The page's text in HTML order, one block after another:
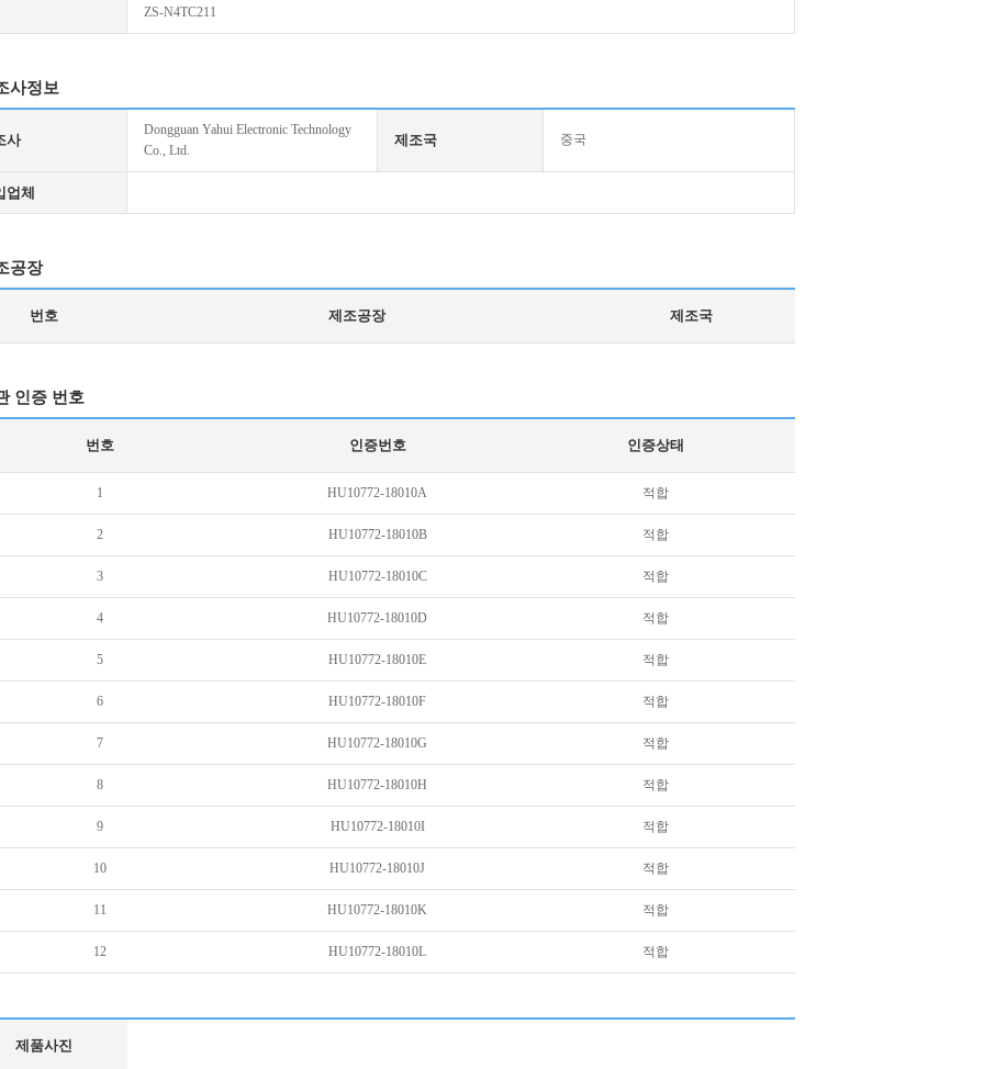
ZS-N4TC211
사정보
사
Dongguan Yahui Electronic Technology
Co., Ltd.
제조국 중국
업체
공장
번호 제조공장 제조국
인증 번호
번호 인증번호 인증상태
1 HU10772-18010A 적합
2 HU10772-18010B 적합
3 HU10772-18010C 적합
4 HU10772-18010D 적합
5 HU10772-18010E 적합
6 HU10772-18010F 적합
7 HU10772-18010G 적합
8 HU10772-18010H 적합
9 HU10772-18010I 적합
10 HU10772-18010J 적합
11 HU10772-18010K 적합
12 HU10772-18010L 적합
제품사진